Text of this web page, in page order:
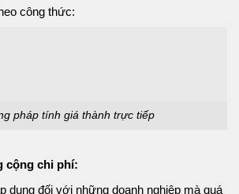
công thức:
pháp tính giá thành trực tiếp
cộng chi phí:
dụng đối với những doanh nghiệp mà quá